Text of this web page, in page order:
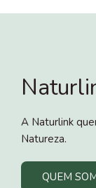
A Naturlink
Natureza.
QUEM